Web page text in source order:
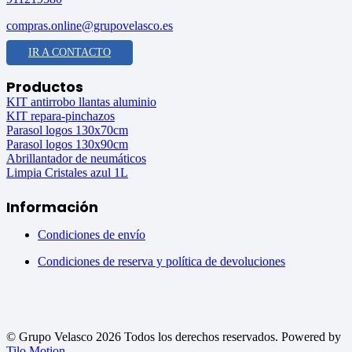
compras.online@grupovelasco.es
IR A CONTACTO
Productos
KIT antirrobo llantas aluminio
KIT repara-pinchazos
Parasol logos 130x70cm
Parasol logos 130x90cm
Abrillantador de neumáticos
Limpia Cristales azul 1L
Información
Condiciones de envío
Condiciones de reserva y política de devoluciones
© Grupo Velasco 2026 Todos los derechos reservados. Powered by